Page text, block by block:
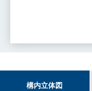
構内立体図